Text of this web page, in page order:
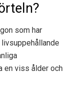
som har
en viss ålder och